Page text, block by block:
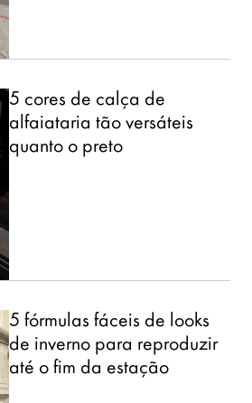
5 cores de calça de
alfaiataria tão versáteis
quanto o preto
5 fórmulas fáceis de looks
de inverno para reproduzir
até o fim da estação